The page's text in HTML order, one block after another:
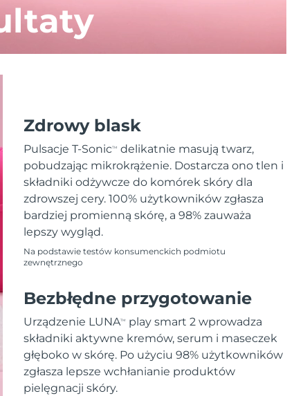
Zdrowy blask
Pulsacje T-SonicTM
delikatnie masują twarz,
pobudzając mikrokrążenie. Dostarcza ono tlen i
składniki odżywcze do komórek skóry dla
zdrowszej cery. 100% użytkowników zgłasza
bardziej promienną skórę, a 98% zauważa
lepszy wygląd.
Na podstawie testów konsumenckich podmiotu
zewnętrznego
Bezbłędne przygotowanie
Urządzenie LUNATM
play smart 2 wprowadza
składniki aktywne kremów, serum i maseczek
głęboko w skórę. Po użyciu 98% użytkowników
zgłasza lepsze wchłanianie produktów
pielęgnacji skóry.